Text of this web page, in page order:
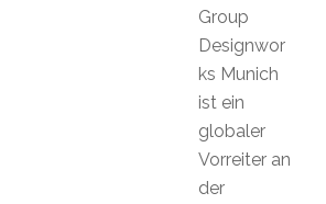
Group
Designwor
ks Munich
ist ein
globaler
Vorreiter an
der